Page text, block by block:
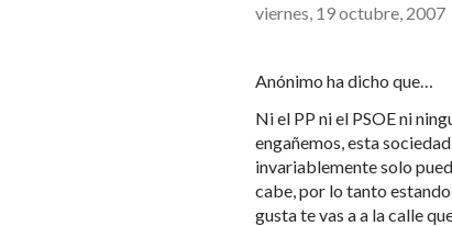
viernes, 19 octubre, 2007
Anónimo ha dicho que…
Ni el PP ni el PSOE ni
engañemos, esta
invariablemente solo
cabe, por lo tanto
gusta te vas a a la calle